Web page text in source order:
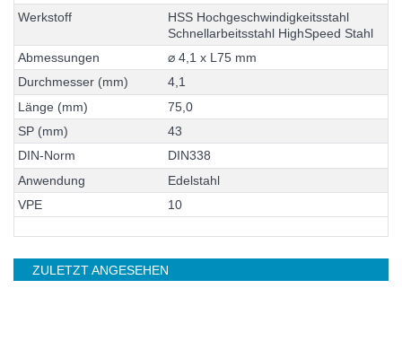
Werkstoff HSS Hochgeschwindigkeitsstahl
Schnellarbeitsstahl HighSpeed Stahl
Abmessungen ⌀ 4, 1 x L 75 mm
Durchmesser (mm) 4,1
Länge (mm) 75, 0
SP (mm) 43
DIN-Norm DIN338
Anwendung Edelstahl
VPE 10
ZULETZT ANGESEHEN